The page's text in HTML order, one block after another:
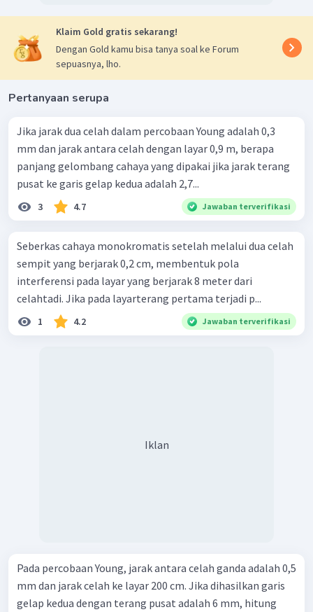
Klaim Gold gratis sekarang!
Dengan Gold kamu bisa tanya soal ke Forum
sepuasnya, lho.
Pertanyaan serupa
Jika jarak dua celah dalam percobaan Young adalah 0,3
mm dan jarak antara celah dengan layar 0,9 m, berapa
panjang gelombang cahaya yang dipakai jika jarak terang
pusat ke garis gelap kedua adalah 2,7...
3 4.7 Jawaban terverifikasi
Seberkas cahaya monokromatis setelah melalui dua celah
sempit yang berjarak 0,2 cm, membentuk pola
interferensi pada layar yang berjarak 8 meter dari
celahtadi. Jika pada layarterang pertama terjadi p...
1 4.2 Jawaban terverifikasi
Iklan
Pada percobaan Young, jarak antara celah ganda adalah 0,5
mm dan jarak celah ke layar 200 cm. Jika dihasilkan garis
gelap kedua dengan terang pusat adalah 6 mm, hitung